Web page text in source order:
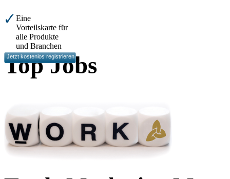
Eine
Vorteilskarte für
alle Produkte
und Branchen
Jetzt kostenlos registrieren
Top Jobs